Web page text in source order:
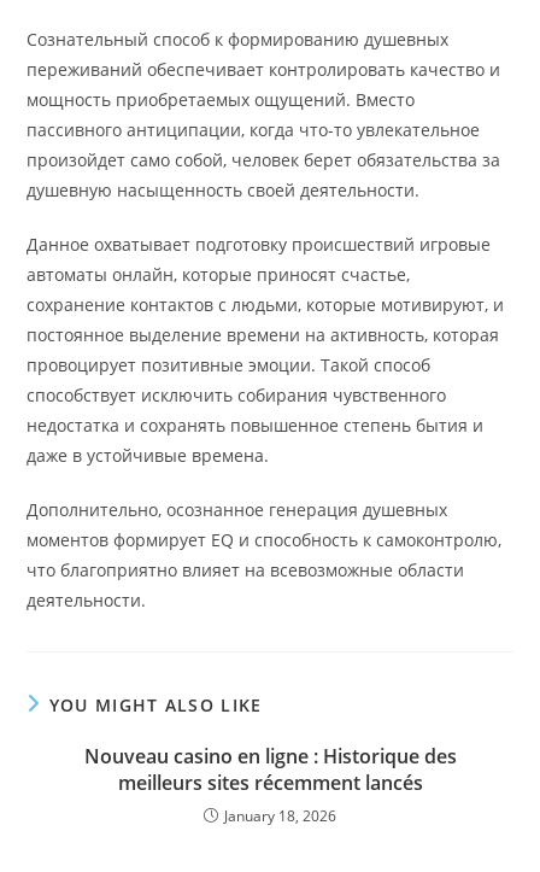
Сознательный способ к формированию душевных
переживаний обеспечивает контролировать качество и
мощность приобретаемых ощущений. Вместо
пассивного антиципации, когда что-то увлекательное
произойдет само собой, человек берет обязательства за
душевную насыщенность своей деятельности.
Данное охватывает подготовку происшествий игровые
автоматы онлайн, которые приносят счастье,
сохранение контактов с людьми, которые мотивируют, и
постоянное выделение времени на активность, которая
провоцирует позитивные эмоции. Такой способ
способствует исключить собирания чувственного
недостатка и сохранять повышенное степень бытия и
даже в устойчивые времена.
Дополнительно, осознанное генерация душевных
моментов формирует EQ и способность к самоконтролю,
что благоприятно влияет на всевозможные области
деятельности.
YOU MIGHT ALSO LIKE
Nouveau casino en ligne : Historique des
meilleurs sites récemment lancés
January 18, 2026